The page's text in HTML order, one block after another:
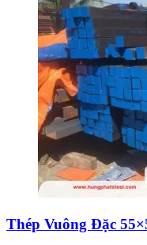
Thép Vuông Đặc